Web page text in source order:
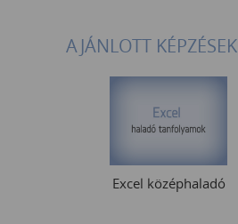
AJÁNLOTT KÉPZÉSEK
Excel középhaladó